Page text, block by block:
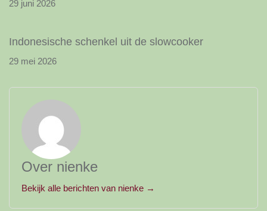
29 juni 2026
Indonesische schenkel uit de slowcooker
29 mei 2026
Over nienke
Bekijk alle berichten van nienke →